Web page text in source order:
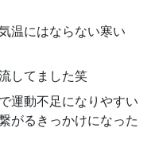
温にはならない寒い
してました笑
運動不足になりやすい
がるきっかけになった